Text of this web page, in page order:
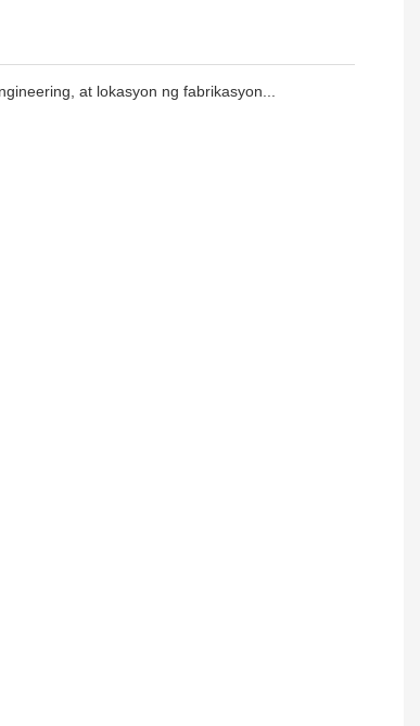
at lokasyon ng fabrikasyon...